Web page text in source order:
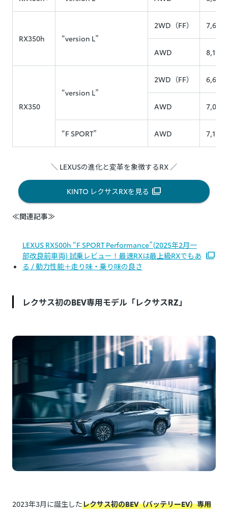
RX350h “version L”
2WD（FF）
AWD
RX350
“version L”
2WD（FF）
AWD
“F SPORT” AWD
＼ LEXUSの進化と変革を象徴するRX ／
KINTO レクサスRXを見る
≪関連記事≫
LEXUS RX500h “F SPORT Performance”(2025年2月一
部改良前車両) 試乗レビュー！最速RXは最上級RXでもあ
る / 動力性能＋走り味・乗り味の良さ
レクサス初のBEV専用モデル「レクサスRZ」
2023年3月に誕生したレクサス初のBEV（バッテリーEV）専用